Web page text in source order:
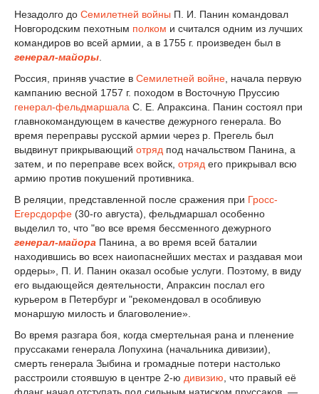
Незадолго до Семилетней войны П. И. Панин командовал
Новгородским пехотным полком и считался одним из лучших
командиров во всей армии, а в 1755 г. произведен был в
генерал-майоры.
Россия, приняв участие в Семилетней войне , начала первую
кампанию весной 1757 г. походом в Восточную Пруссию
генерал-фельдмаршала С. Е. Апраксина. Панин состоял при
главнокомандующем в качестве дежурного генерала. Во
время переправы русской армии через p. Прегель был
выдвинут прикрывающий отряд под начальством Панина, а
затем, и по переправе всех войск, отряд его прикрывал всю
армию против покушений противника.
В реляции, представленной после сражения при Гросс-
Егерсдорфе (30-го августа), фельдмаршал особенно
выделил то, что "во все время бессменного дежурного
генерал-майора Панина, а во время всей баталии
находившись во всех наиопаснейших местах и раздавая мои
ордеры», П. И. Панин оказал особые услуги. Поэтому, в виду
его выдающейся деятельности, Апраксин послал его
курьером в Петербург и "рекомендовал в особливую
монаршую милость и благоволение».
Во время разгара боя, когда смертельная рана и пленение
пруссаками генерала Лопухина (начальника дивизии),
смерть генерала Зыбина и громадные потери настолько
расстроили стоявшую в центре 2-ю дивизию , что правый её
фланг начал отступать под сильным натиском пруссаков, —